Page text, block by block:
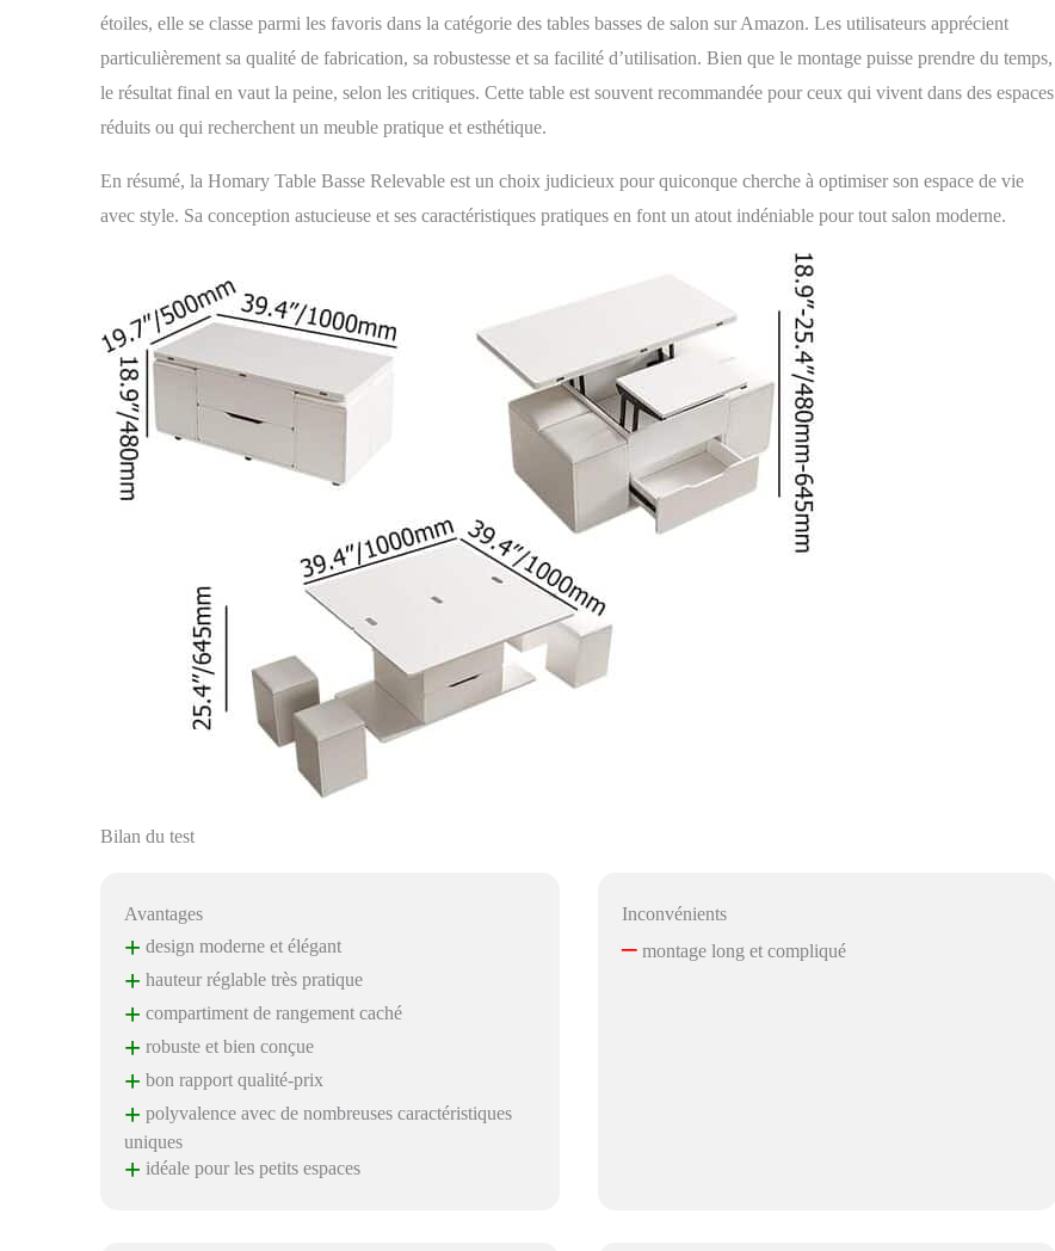
étoiles, elle se classe parmi les favoris dans la catégorie des tables basses de salon sur Amazon. Les utilisateurs apprécient
particulièrement sa qualité de fabrication, sa robustesse et sa facilité d’utilisation. Bien que le montage puisse prendre du temps,
le résultat final en vaut la peine, selon les critiques. Cette table est souvent recommandée pour ceux qui vivent dans des espaces
réduits ou qui recherchent un meuble pratique et esthétique.
En résumé, la Homary Table Basse Relevable est un choix judicieux pour quiconque cherche à optimiser son espace de vie
avec style. Sa conception astucieuse et ses caractéristiques pratiques en font un atout indéniable pour tout salon moderne.
Bilan du test
Avantages
+ design moderne et élégant
+ hauteur réglable très pratique
+ compartiment de rangement caché
+ robuste et bien conçue
+ bon rapport qualité-prix
+ polyvalence avec de nombreuses caractéristiques
uniques
+ idéale pour les petits espaces
Inconvénients
– montage long et compliqué